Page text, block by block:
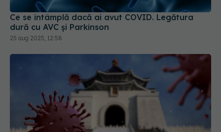
Ce se întâmplă dacă ai avut COVID. Legătura
dură cu AVC și Parkinson
25 aug 2025, 12:58